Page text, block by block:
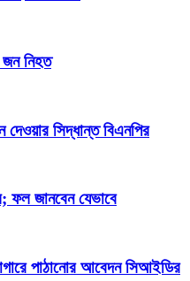
জন নিহত
দেওয়ার সিদ্ধান্ত বিএনপির
জানবেন যেভাবে
পাঠানোর আবেদন সিআইডির